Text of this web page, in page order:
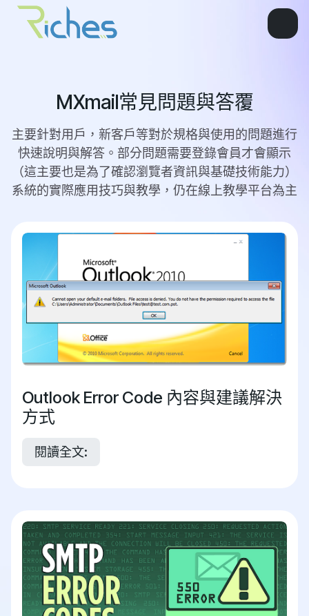
MXmail常見問題與答覆
主要針對用戶，新客戶等對於規格與使用的問題進行
快速說明與解答。部分問題需要登錄會員才會顯示
（這主要也是為了確認瀏覽者資訊與基礎技術能力）
系統的實際應用技巧與教學，仍在線上教學平台為主
Outlook Error Code 內容與建議解決
方式
閱讀全文: